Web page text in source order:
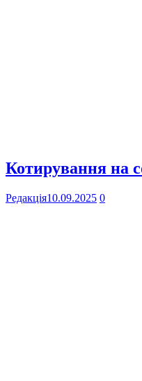
Котирування на
Редакція10.09.2025 0